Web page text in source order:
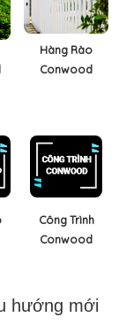
Hàng Rào
Conwood
Công Trình
Conwood
hướng mới